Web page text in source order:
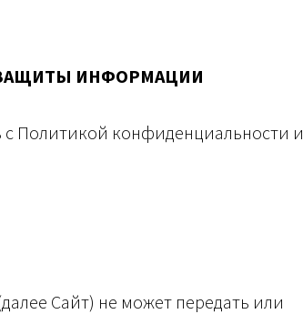
ИНФОРМАЦИИ
с Политикой конфиденциальности и
Сайт) не может передать или